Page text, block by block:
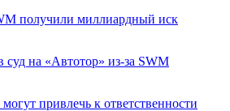
получили миллиардный иск
суд на «Автотор» из-за SWM
привлечь к ответственности